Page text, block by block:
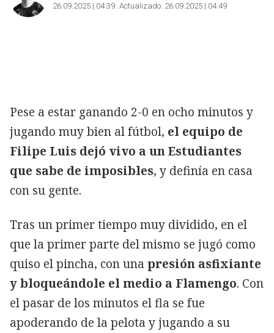
26.09.2025 | 04:39 Actualizado: 26.09.2025 | 04:49
Pese a estar ganando 2-0 en ocho minutos y
jugando muy bien al fútbol, el equipo de
Filipe Luis dejó vivo a un Estudiantes
que sabe de imposibles, y definía en casa
con su gente.
Tras un primer tiempo muy dividido, en el
que la primer parte del mismo se jugó como
quiso el pincha, con una presión asfixiante
y bloqueándole el medio a Flamengo. Con
el pasar de los minutos el fla se fue
apoderando de la pelota y jugando a su